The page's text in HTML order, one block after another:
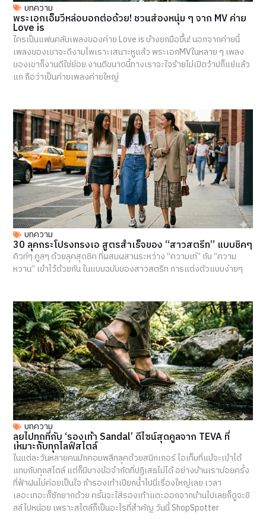
บทความ
พระเอกเอ็มวีหล่อบอกต่อด้วย! ชวนส่องหนุ่ม ๆ จาก MV ค่าย
Love is
ใครเป็นแฟนคลับเพลงของค่าย Love is บ้างยกมือขึ้น! นอกจากค่ายนี้
เพลงของเขาจะดีงามไพเราะเสนาะหูแล้ว พระเอกMVในหลาย ๆ เพลง
ของเขาก็งานดีใช่ย่อย งานดีขนาดนี้ทางเราจะใจร้ายไม่เปิดว้าปก็แย่แล้ว
แก ถือว่าเป็นค่ายเพลงค่ายใหญ่
บทความ
30 ลุคกระโปรงทรงเอ สูตรสำเร็จของ “สาวสตรีท” แบบชิคๆ
คิวท์ๆ คูลๆ ด้วยลุคสุดชิค ที่ผสมผสานระหว่าง “ความเท่” กับ “ความ
หวาน” เข้าไว้ด้วยกัน ในแบบฉบับของสาวสตรีท การแต่งตัวแบบง่ายๆ
บทความ
ลุยไปทุกที่กับ ‘รองเท้า Sandal’ ดีไซน์สุดคูลจาก TEVA ที่
เหมาะกับทุกไลฟ์สไตล์
ในแต่ละวันหลายคนมักคอมพลีทลุคด้วยสนีกเกอร์ ไอเท็มที่แม้จะเข้าได้
แทบกับทุกสไตล์ แต่ก็มีบางข้อจำกัดที่ปฏิเสธไม่ได้ อย่างบ้านเราบ่อยครั้ง
ที่ฟ้าฝนไม่ค่อยเป็นใจ ถ้ารองเท้าเปียกน้ำไปนี่เรื่องใหญ่เลย เวลา
เลอะเทอะก็ซักยากด้วย ครั้นจะใส่รองเท้าแตะออกจากบ้านไปเลยก็ดูจะชิ
ลล์ไปหน่อย เพราะสไตล์ก็เป็นอะไรที่สำคัญ วันนี้ ShopSpotter